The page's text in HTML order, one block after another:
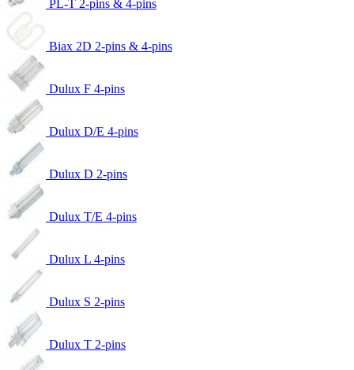
PL-T 2-pins & 4-pins
Biax 2D 2-pins & 4-pins
Dulux F 4-pins
Dulux D/E 4-pins
Dulux D 2-pins
Dulux T/E 4-pins
Dulux L 4-pins
Dulux S 2-pins
Dulux T 2-pins